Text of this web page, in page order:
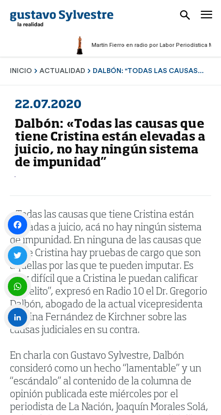
Martín Fierro en radio por Labor Periodística
INICIO ACTUALIDAD DALBÓN: "TODAS LAS CAUSAS...
22.07.2020
Dalbón: «Todas las causas que
tiene Cristina están elevadas a
juicio, no hay ningún sistema
de impunidad”
«Todas las causas que tiene Cristina están
elevadas a juicio, acá no hay ningún sistema
de impunidad. En ninguna de las causas que
tiene Cristina hay pruebas de cargo que son
aquellas por las que te pueden imputar. Es
muy difícil que a Cristina le puedan calificar
un delito”, expresó en Radio 10 el Dr. Gregorio
Dalbón, abogado de la actual vicepresidenta
Cristina Fernández de Kirchner sobre las
causas judiciales en su contra.
En charla con Gustavo Sylvestre, Dalbón
consideró como un hecho “lamentable” y un
“escándalo” al contenido de la columna de
opinión publicada este miércoles por el
periodista de La Nación, Joaquín Morales Solá,
Facebook
Twitter
WhatsApp